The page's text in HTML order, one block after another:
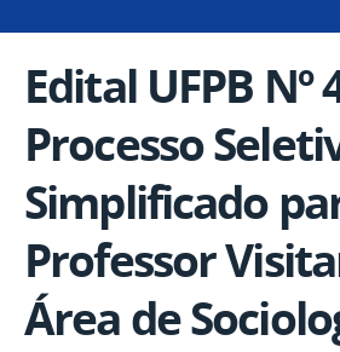
Edital UFPB Nº
Processo
Simplificado
Professor
Área de